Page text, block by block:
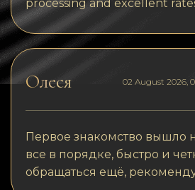
processing and excellent
Олеся 02 August 2026,
Первое знакомство вышло
все в порядке, быстро и
обращаться ещё,